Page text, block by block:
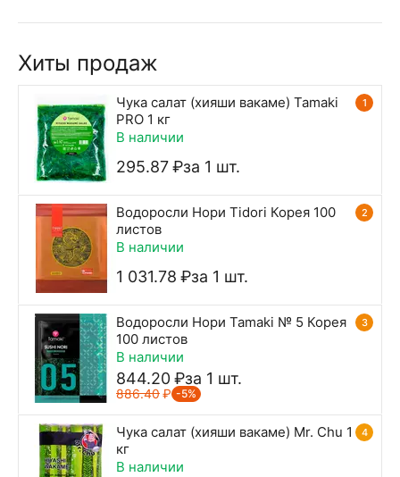
Хиты продаж
1
Чука салат (хияши вакаме) Tamaki
PRO 1 кг
В наличии
295.87₽за 1 шт.
2
Водоросли Нори Tidori Корея 100
листов
В наличии
1 031.78 ₽за 1 шт.
3
Водоросли Нори Tamaki № 5 Корея
100 листов
В наличии
844.20 ₽за 1 шт.
886.40₽ -5%
4
Чука салат (хияши вакаме) Mr. Chu 1
кг
В наличии